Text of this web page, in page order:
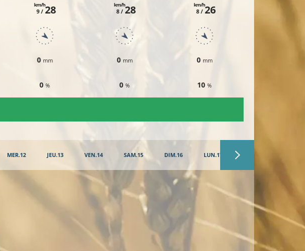
9 /
km/h28
0 mm
0%
8 /
km/h28
0 mm
0%
8 /
km/h26
0 mm
10%
26
MER.12 JEU.13 VEN.14 SAM.15 DIM.16 LUN.17